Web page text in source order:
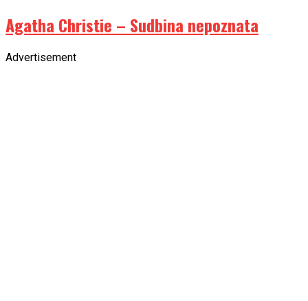
Agatha Christie – Sudbina nepoznata
Advertisement